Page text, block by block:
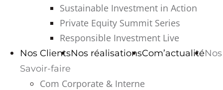
Sustainable Investment in Action
Private Equity Summit Series
Responsible Investment Live
Nos ClientsNos réalisationsCom’actualitéNos
Savoir-faire
Com Corporate & Interne